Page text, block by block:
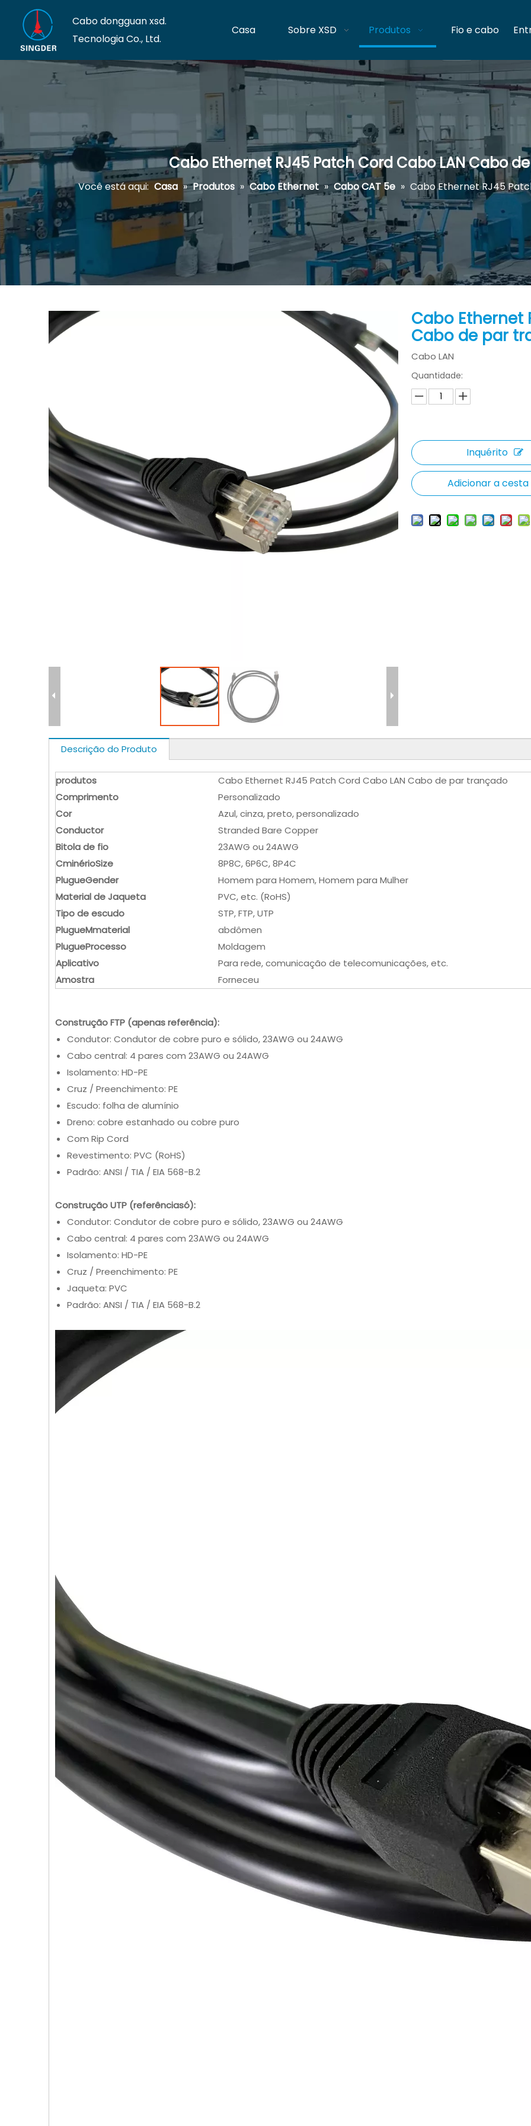
Cabo dongguan xsd.
Tecnologia Co., Ltd.
Casa Sobre XSD Produtos Fio e cabo
Cabo Ethernet RJ45 Patch Cord Cabo LAN Cabo
Você está aqui: Casa » Produtos » Cabo Ethernet » Cabo CAT 5e » Cabo Ethernet RJ45
Cabo Ethernet
Cabo de par
Cabo LAN
Quantidade:
Inquérito
Adicionar a cesta
Descrição do Produto
produtos
Cabo Ethernet RJ45 Patch Cord Cabo LAN Cabo de par trançado
Comprimento
Personalizado
Cor
Azul, cinza, preto, personalizado
Conductor
Stranded Bare Copper
Bitola de fio
23AWG ou 24AWG
CminérioSize
8P8C, 6P6C, 8P4C
PlugueGender
Homem para Homem, Homem para Mulher
Material de Jaqueta
PVC, etc. (RoHS)
Tipo de escudo
STP, FTP, UTP
PlugueMmaterial
abdômen
PlugueProcesso
Moldagem
Aplicativo
Para rede, comunicação de telecomunicações, etc.
Amostra
Forneceu
Construção FTP (apenas referência):
Condutor: Condutor de cobre puro e sólido, 23AWG ou 24AWG
Cabo central: 4 pares com 23AWG ou 24AWG
Isolamento: HD-PE
Cruz / Preenchimento: PE
Escudo: folha de alumínio
Dreno: cobre estanhado ou cobre puro
Com Rip Cord
Revestimento: PVC (RoHS)
Padrão: ANSI / TIA / EIA 568-B.2
Construção UTP (referênciasó):
Condutor: Condutor de cobre puro e sólido, 23AWG ou 24AWG
Cabo central: 4 pares com 23AWG ou 24AWG
Isolamento: HD-PE
Cruz / Preenchimento: PE
Jaqueta: PVC
Padrão: ANSI / TIA / EIA 568-B.2